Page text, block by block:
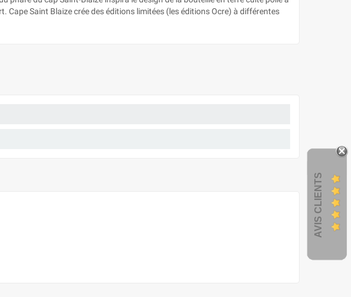
Saint Blaize crée des éditions limitées (les éditions Ocre) à différentes
AVIS CLIENTS